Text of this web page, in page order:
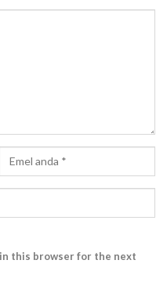
in this browser for the next